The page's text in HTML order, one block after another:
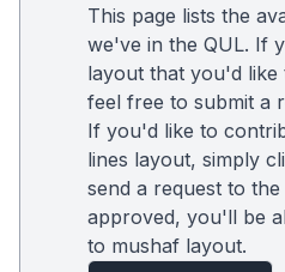
This page lists the
we've in the QUL. If
layout that you'd like
feel free to submit a
If you'd like to
lines layout, simply
send a request to the
approved, you'll be
to mushaf layout.